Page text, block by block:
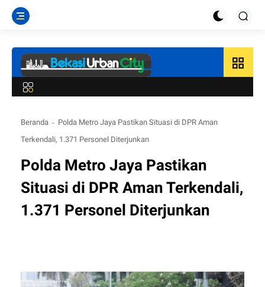
grid_view
Beranda
Polda Metro Jaya Pastikan Situasi di DPR Aman
Terkendali, 1.371 Personel Diterjunkan
Polda Metro Jaya Pastikan
Situasi di DPR Aman Terkendali,
1.371 Personel Diterjunkan